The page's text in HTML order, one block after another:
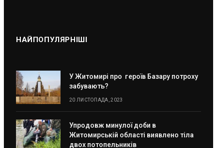
НАЙПОПУЛЯРНІШІ
У Житомирі про героїв Базару потроху
забувають?
20 ЛИСТОПАДА, 2023
Упродовж минулої доби в
Житомирській області виявлено тіла
двох потопельників